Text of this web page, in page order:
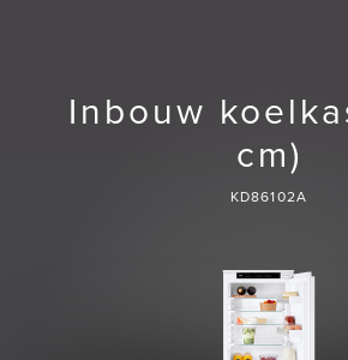
Inbouw
cm)
KD86102A